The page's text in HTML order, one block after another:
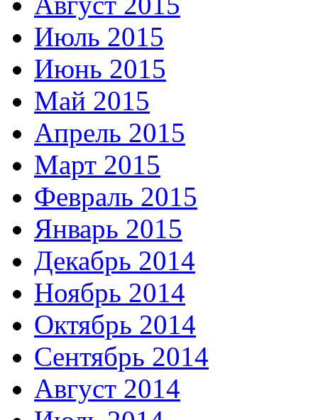
Июль 2015
Июнь 2015
Май 2015
Апрель 2015
Март 2015
Февраль 2015
Январь 2015
Декабрь 2014
Ноябрь 2014
Октябрь 2014
Сентябрь 2014
Август 2014